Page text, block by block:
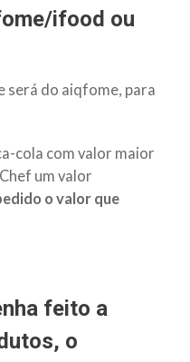
ifood ou
será do aiqfome, para
cola com valor maior
um valor
o valor que
feito a
o